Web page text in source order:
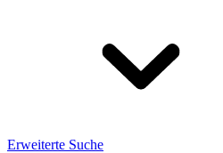
Erweiterte Suche